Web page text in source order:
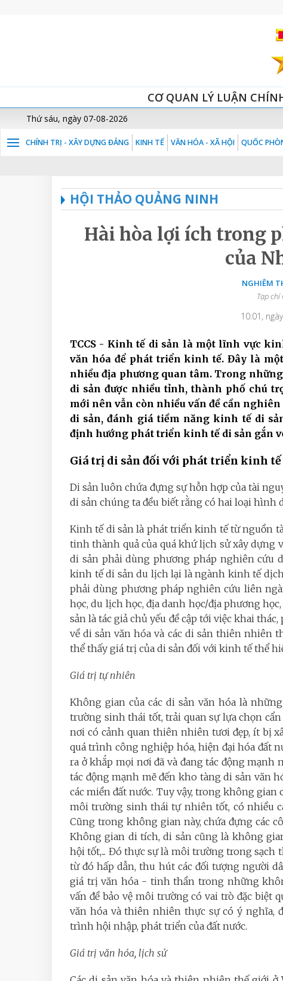
CƠ QUAN LÝ LUẬN
Thứ sáu, ngày 07-08-2026
CHÍNH TRỊ - XÂY DỰNG ĐẢNG KINH TẾ VĂN HÓA - XÃ HỘI QUỐC
HỘI THẢO QUẢNG NINH
Hài hòa lợi ích trong
của
NGHIÊM
Tạp chí
10:01,
TCCS - Kinh tế di sản là một lĩnh vực
văn hóa để phát triển kinh tế. Đây là
nhiều địa phương quan tâm. Trong
di sản được nhiều tỉnh, thành phố chú
mới nên vẫn còn nhiều vấn đề cần
di sản, đánh giá tiềm năng kinh tế di
định hướng phát triển kinh tế di sản gắn
Giá trị di sản đối với phát triển kinh tế
Di sản luôn chứa đựng sự hỗn hợp của tài
di sản chúng ta đều biết rằng có hai loại hình
Kinh tế di sản là phát triển kinh tế từ nguồn
tinh thành quả của quá khứ lịch sử xây dựng
di sản phải dùng phương pháp nghiên cứu
kinh tế di sản du lịch lại là ngành kinh tế
phải dùng phương pháp nghiên cứu liên
học, du lịch học, địa danh học/địa phương
sản là tác giả chủ yếu đề cập tới việc khai
về di sản văn hóa và các di sản thiên nhiên
thể thấy giá trị của di sản đối với kinh tế thể
Giá trị tự nhiên
Không gian của các di sản văn hóa là
trường sinh thái tốt, trải quan sự lựa chọn cẩn
nơi có cảnh quan thiên nhiên tươi đẹp, ít bị
quá trình công nghiệp hóa, hiện đại hóa đất
ra ở khắp mọi nơi đã và đang tác động
tác động mạnh mẽ đến kho tàng di sản văn
các miền đất nước. Tuy vậy, trong không
môi trường sinh thái tự nhiên tốt, có nhiều
Cũng trong không gian này, chứa đựng các
Không gian di tích, di sản cũng là không
hội tốt,... Đó thực sự là môi trường trong sạch
từ đó hấp dẫn, thu hút các đối tượng người
giá trị văn hóa - tinh thần trong những
vấn đề bảo vệ môi trường có vai trò đặc biệt
văn hóa và thiên nhiên thực sự có ý nghĩa,
trình hội nhập, phát triển của đất nước.
Giá trị văn hóa, lịch sử